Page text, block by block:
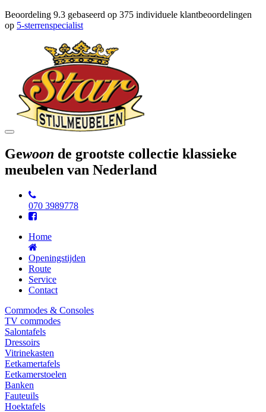
Beoordeling 9.3 gebaseerd op 375 individuele klantbeoordelingen
op 5-sterrenspecialist
Toggle
Gewoon de grootste collectie klassieke
meubelen van Nederland
070 3989778
Home
Openingstijden
Route
Service
Contact
Commodes & Consoles
TV commodes
Salontafels
Dressoirs
Vitrinekasten
Eetkamertafels
Eetkamerstoelen
Banken
Fauteuils
Hoektafels